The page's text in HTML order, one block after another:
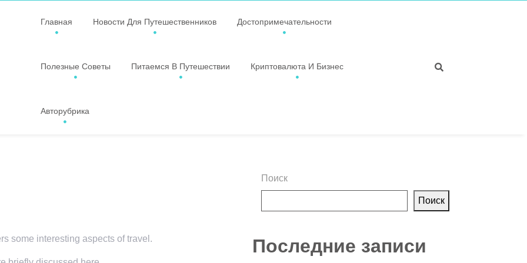
Главная Новости Для Путешественников Достопримечательности
Полезные Советы Питаемся В Путешествии Криптовалюта И Бизнес
Авторубрика
some interesting aspects of travel.
Поиск
Поиск
Последние записи